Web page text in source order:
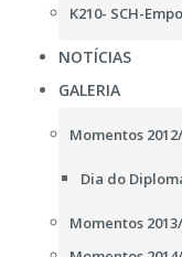
K210- SCH-
NOTÍCIAS
GALERIA
Momentos
Dia do
Momentos